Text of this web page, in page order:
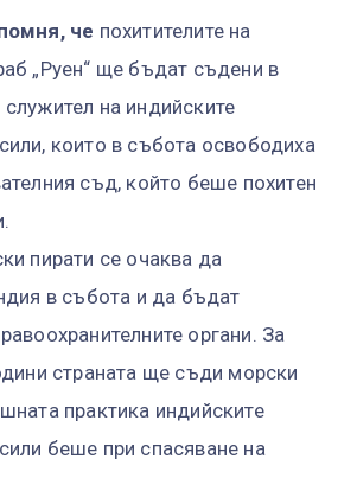
че похитителите на
„Руен“ ще бъдат съдени в
на индийските
които в събота освободиха
съд, който беше похитен
пирати се очаква да
в събота и да бъдат
органи. За
страната ще съди морски
практика индийските
беше при спасяване на